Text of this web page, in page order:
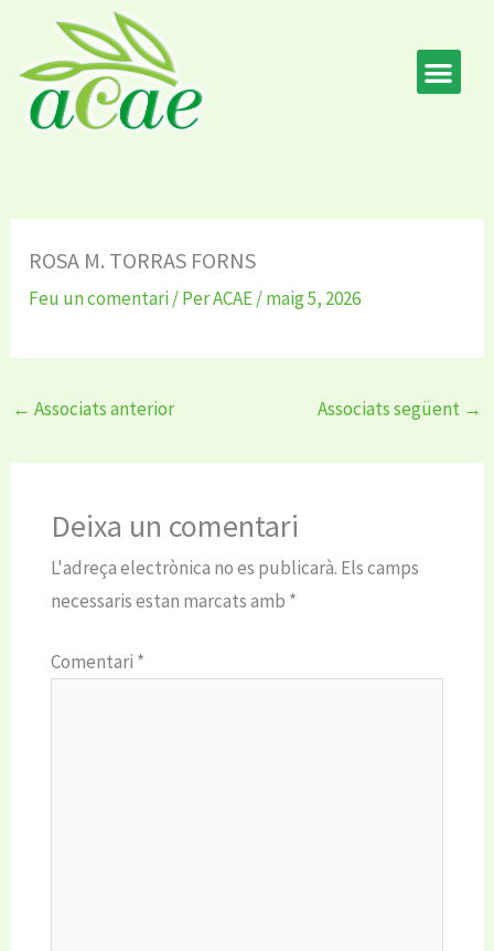
contingut
ROSA M. TORRAS FORNS
Feu un comentari/ PerACAE/maig 5, 2026
← Associats anterior Associats següent →
Deixa un comentari
L'adreça electrònica no es publicarà. Els camps
necessaris estan marcats amb *
Comentari *